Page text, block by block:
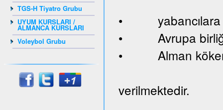
TGS-H Tiyatro Grubu
UYUM KURSLARI /
ALMANCA KURSLARI
Voleybol Grubu
• yabancılara
• Avrupa birliği
• Alman
verilmektedir.